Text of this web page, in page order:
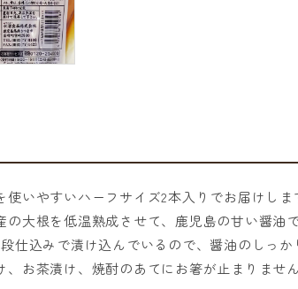
いやすいハーフサイズ2本入りでお届けしま
大根を低温熟成させて、鹿児島の甘い醤油
仕込みで漬け込んでいるので、醤油のしっ
お茶漬け、焼酎のあてにお箸が止まりませ